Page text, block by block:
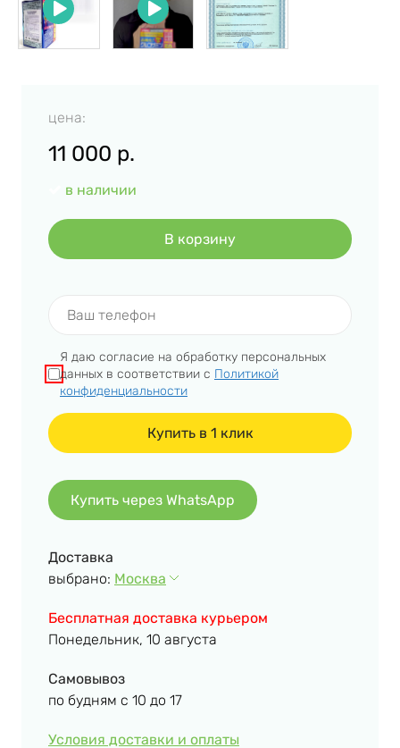
цена:
11 000 р.
в наличии
В корзину
Я даю согласие на обработку персональных
данных в соответствии с Политикой
конфиденциальности
Купить через WhatsApp
Доставка
выбрано: Москва
Бесплатная доставка курьером
Понедельник, 10 августа
Самовывоз
по будням с 10 до 17
Условия доставки и оплаты